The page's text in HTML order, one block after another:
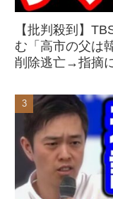
【批判殺到】
む「高市の父は
削除逃亡→指摘